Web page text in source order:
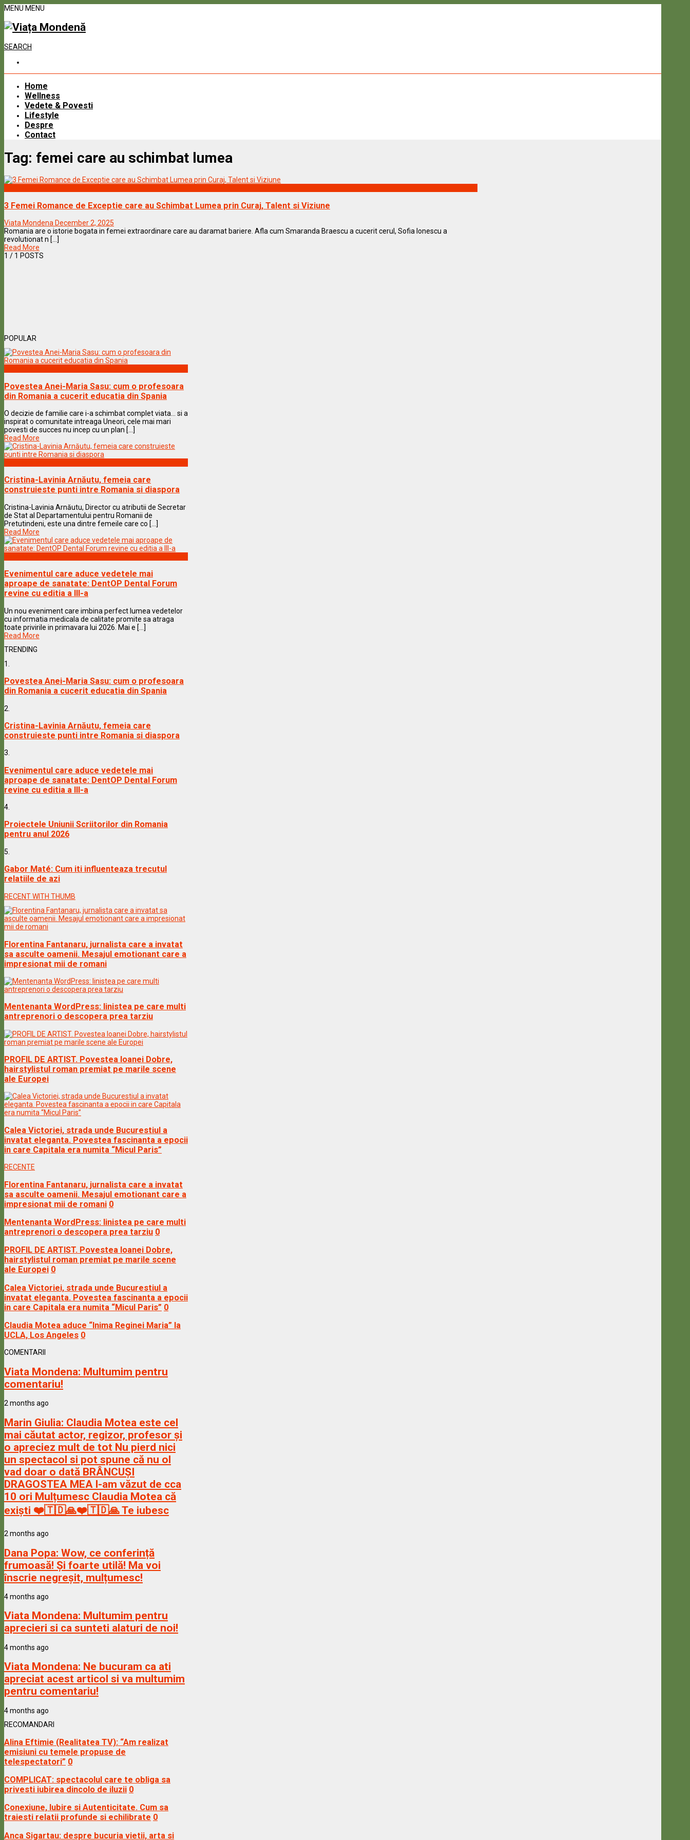
MENU MENU
SEARCH
Home
Wellness
Vedete & Povesti
Lifestyle
Despre
Contact
Tag: femei care au schimbat lumea
3 Femei Romance de Exceptie care au Schimbat Lumea prin Curaj, Talent si Viziune
Viata Mondena December 2, 2025
Romania are o istorie bogata in femei extraordinare care au daramat bariere. Afla cum Smaranda Braescu a cucerit cerul, Sofia Ionescu a
revolutionat n [...]
Read More
1 / 1 POSTS
POPULAR
Povestea Anei-Maria Sasu: cum o profesoara
din Romania a cucerit educatia din Spania
O decizie de familie care i-a schimbat complet viata… si a
inspirat o comunitate intreaga Uneori, cele mai mari
povesti de succes nu incep cu un plan [...]
Read More
Cristina-Lavinia Arnăutu, femeia care
construieste punti intre Romania si diaspora
Cristina-Lavinia Arnăutu, Director cu atributii de Secretar
de Stat al Departamentului pentru Romanii de
Pretutindeni, este una dintre femeile care co [...]
Read More
Evenimentul care aduce vedetele mai
aproape de sanatate: DentOP Dental Forum
revine cu editia a III-a
Un nou eveniment care imbina perfect lumea vedetelor
cu informatia medicala de calitate promite sa atraga
toate privirile in primavara lui 2026. Mai e [...]
Read More
TRENDING
1.
Povestea Anei-Maria Sasu: cum o profesoara
din Romania a cucerit educatia din Spania
2.
Cristina-Lavinia Arnăutu, femeia care
construieste punti intre Romania si diaspora
3.
Evenimentul care aduce vedetele mai
aproape de sanatate: DentOP Dental Forum
revine cu editia a III-a
4.
Proiectele Uniunii Scriitorilor din Romania
pentru anul 2026
5.
Gabor Maté: Cum iti influenteaza trecutul
relatiile de azi
RECENT WITH THUMB
Florentina Fantanaru, jurnalista care a invatat
sa asculte oamenii. Mesajul emotionant care a
impresionat mii de romani
Mentenanta WordPress: linistea pe care multi
antreprenori o descopera prea tarziu
PROFIL DE ARTIST. Povestea Ioanei Dobre,
hairstylistul roman premiat pe marile scene
ale Europei
Calea Victoriei, strada unde Bucurestiul a
invatat eleganta. Povestea fascinanta a epocii
in care Capitala era numita “Micul Paris”
RECENTE
Florentina Fantanaru, jurnalista care a invatat
sa asculte oamenii. Mesajul emotionant care a
impresionat mii de romani 0
Mentenanta WordPress: linistea pe care multi
antreprenori o descopera prea tarziu 0
PROFIL DE ARTIST. Povestea Ioanei Dobre,
hairstylistul roman premiat pe marile scene
ale Europei 0
Calea Victoriei, strada unde Bucurestiul a
invatat eleganta. Povestea fascinanta a epocii
in care Capitala era numita “Micul Paris” 0
Claudia Motea aduce “Inima Reginei Maria” la
UCLA, Los Angeles 0
COMENTARII
Viata Mondena: Multumim pentru
comentariu!
2 months ago
Marin Giulia: Claudia Motea este cel
mai căutat actor, regizor, profesor și
o apreciez mult de tot Nu pierd nici
un spectacol si pot spune că nu ol
vad doar o dată BRÂNCUȘI
DRAGOSTEA MEA l-am văzut de cca
10 ori Mulțumesc Claudia Motea că
exiști ❤️🇹🇩🙏❤️🇹🇩🙏 Te iubesc
2 months ago
Dana Popa: Wow, ce conferință
frumoasă! Și foarte utilă! Ma voi
înscrie negreșit, mulțumesc!
4 months ago
Viata Mondena: Multumim pentru
aprecieri si ca sunteti alaturi de noi!
4 months ago
Viata Mondena: Ne bucuram ca ati
apreciat acest articol si va multumim
pentru comentariu!
4 months ago
RECOMANDARI
Alina Eftimie (Realitatea TV): “Am realizat
emisiuni cu temele propuse de
telespectatori” 0
COMPLICAT: spectacolul care te obliga sa
privesti iubirea dincolo de iluzii 0
Conexiune, Iubire si Autenticitate. Cum sa
traiesti relatii profunde si echilibrate 0
Anca Sigartau: despre bucuria vietii, arta si